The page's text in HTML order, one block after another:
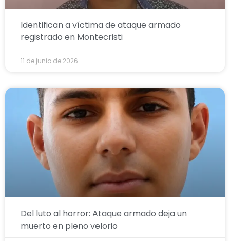
Identifican a víctima de ataque armado
registrado en Montecristi
11 de junio de 2026
Del luto al horror: Ataque armado deja un
muerto en pleno velorio